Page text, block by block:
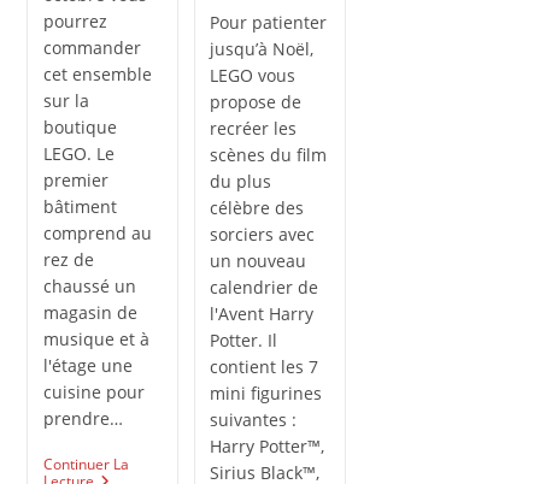
pourrez
commander
cet ensemble
sur la
boutique
LEGO. Le
premier
bâtiment
comprend au
rez de
chaussé un
magasin de
musique et à
l'étage une
cuisine pour
prendre…
Continuer La
Pour patienter
jusqu’à Noël,
LEGO vous
propose de
recréer les
scènes du film
du plus
célèbre des
sorciers avec
un nouveau
calendrier de
l'Avent Harry
Potter. Il
contient les 7
mini figurines
suivantes :
Harry Potter™,
Sirius Black™,